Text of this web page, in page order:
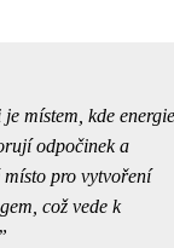
místem, kde energie
odpočinek a
místo pro vytvoření
což vede k